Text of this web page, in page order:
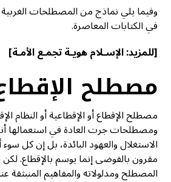
وفيما يلي نماذج من المصطلحات
في الكتابات المعاصرة.
[للمزيد:الإسـلام هويـة تجمـع الأمـة]
مصطلح
مصطلح الإقطاع أو الإقطاعية أو النظام
ومصطلحات جرت العادة في استعمالها
الاستغلال والعهود البائدة، بل إن كل
مقرون بالفوضى إنما يوسم بالإقطاع.
المصطلح ومدلولاته والمفاهيم المنبثقة